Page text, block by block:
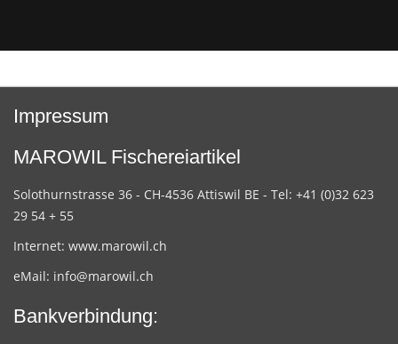
Impressum
MAROWIL Fischereiartikel
Solothurnstrasse 36 - CH-4536 Attiswil BE - Tel: +41 (0)32 623
29 54 + 55
Internet: www.marowil.ch
eMail: info@marowil.ch
Bankverbindung: